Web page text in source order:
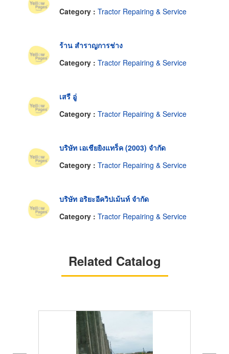
Category : Tractor Repairing & Service
ร้าน สำราญการช่าง
Category : Tractor Repairing & Service
เสรี อู่
Category : Tractor Repairing & Service
บริษัท เอเชียยิงแทร็ค (2003) จำกัด
Category : Tractor Repairing & Service
บริษัท อริยะอีควิปเม้นท์ จำกัด
Category : Tractor Repairing & Service
Related Catalog